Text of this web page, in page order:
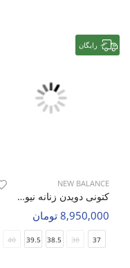
رایگان
NEW BALANCE
کتونی دویدن زنانه نیو بالانس 1906R W
8,950,000 تومان
37
38
38.5
39.5
40